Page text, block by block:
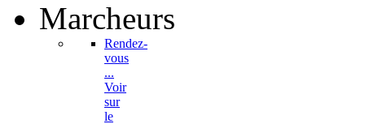
Marcheurs
Rendez-
vous
...
Voir
sur
le